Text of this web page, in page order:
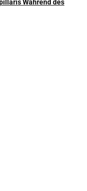
Während des